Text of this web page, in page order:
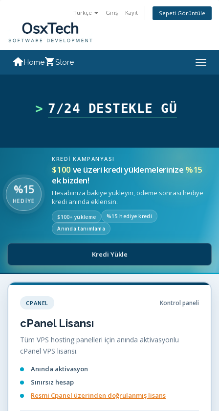
Türkçe Giriş Kayıt Sepeti Görüntüle
Home Store
> 7/24
%15
HEDİYE
KREDI KAMPANYASI
$100 ve üzeri kredi yüklemelerinize %15
ek bizden!
Hesabınıza bakiye yükleyin, ödeme sonrası hediye
kredi anında eklensin.
$100+ yükleme
%15 hediye kredi
Anında tanımlama
Kredi Yükle
CPANEL Kontrol paneli
cPanel Lisansı
Tüm VPS hosting panelleri için anında aktivasyonlu
cPanel VPS lisansı.
Anında aktivasyon
Sınırsız hesap
Resmi Cpanel üzerinden doğrulanmış lisans